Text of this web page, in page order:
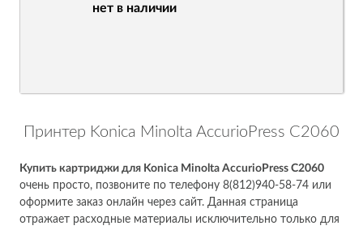
нет в наличии
Принтер Konica Minolta AccurioPress C2060
Купить картриджи для Konica Minolta AccurioPress C2060
очень просто, позвоните по телефону 8(812)940-58-74 или
оформите заказ онлайн через сайт. Данная страница
отражает расходные материалы исключительно только для